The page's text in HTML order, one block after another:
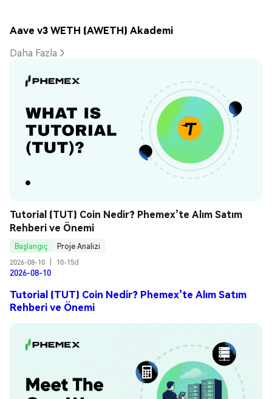
Aave v3 WETH (AWETH) Akademi
Daha Fazla
Tutorial (TUT) Coin Nedir? Phemex’te Alım Satım
Rehberi ve Önemi
Başlangıç
Proje Analizi
2026-08-10
10-15d
2026-08-10
Tutorial (TUT) Coin Nedir? Phemex’te Alım Satım
Rehberi ve Önemi